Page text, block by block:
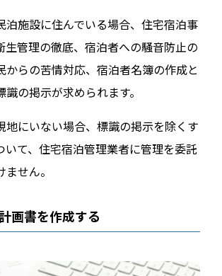
泊施設に住んでいる場合、住宅宿泊事
生管理の徹底、宿泊者への騒音防止の
からの苦情対応、宿泊者名簿の作成と
の掲示が求められます。
地にいない場合、標識の掲示を除くす
いて、住宅宿泊管理業者に管理を委託
せん。
画書を作成する